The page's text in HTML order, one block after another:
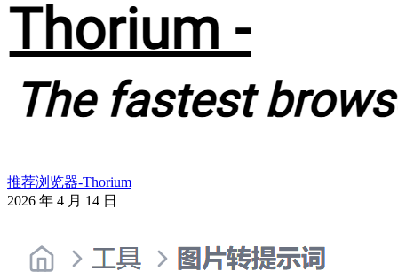
推荐浏览器-Thorium
2026 年 4 月 14 日